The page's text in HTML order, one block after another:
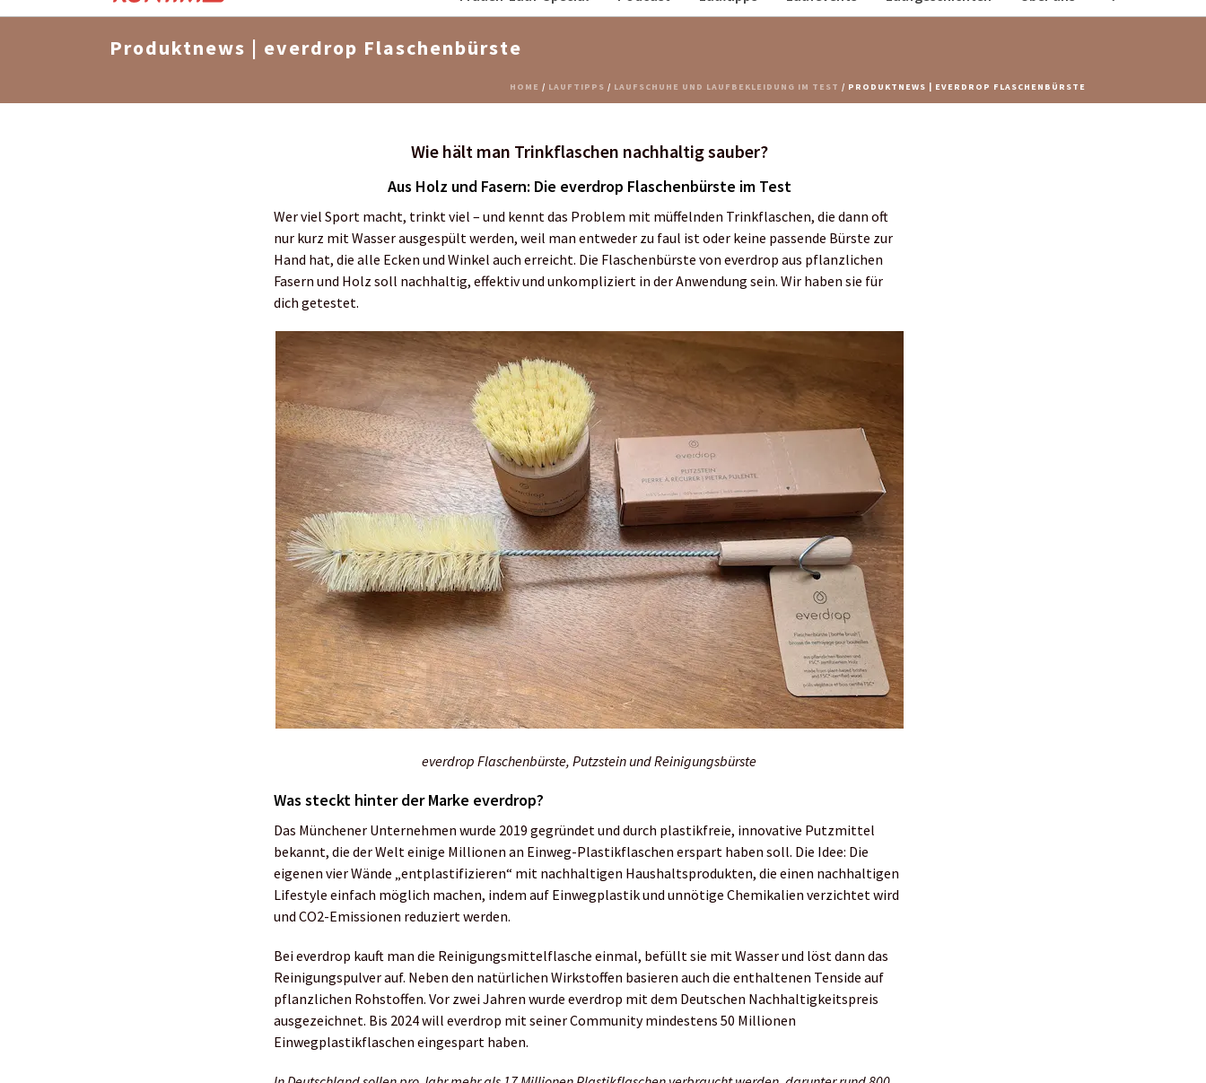
Produktnews | everdrop Flaschenbürste
HOME / LAUFTIPPS / LAUFSCHUHE UND LAUFBEKLEIDUNG IM TEST / PRODUKTNEWS | EVERDROP FLASCHENBÜRSTE
Wie hält man Trinkflaschen nachhaltig sauber?
Aus Holz und Fasern: Die everdrop Flaschenbürste im Test
Wer viel Sport macht, trinkt viel – und kennt das Problem mit müffelnden Trinkflaschen, die dann oft
nur kurz mit Wasser ausgespült werden, weil man entweder zu faul ist oder keine passende Bürste zur
Hand hat, die alle Ecken und Winkel auch erreicht. Die Flaschenbürste von everdrop aus pflanzlichen
Fasern und Holz soll nachhaltig, effektiv und unkompliziert in der Anwendung sein. Wir haben sie für
dich getestet.
everdrop Flaschenbürste, Putzstein und Reinigungsbürste
Was steckt hinter der Marke everdrop?
Das Münchener Unternehmen wurde 2019 gegründet und durch plastikfreie, innovative Putzmittel
bekannt, die der Welt einige Millionen an Einweg-Plastikflaschen erspart haben soll. Die Idee: Die
eigenen vier Wände „entplastifizieren“ mit nachhaltigen Haushaltsprodukten, die einen nachhaltigen
Lifestyle einfach möglich machen, indem auf Einwegplastik und unnötige Chemikalien verzichtet wird
und CO2-Emissionen reduziert werden.
Bei everdrop kauft man die Reinigungsmittelflasche einmal, befüllt sie mit Wasser und löst dann das
Reinigungspulver auf. Neben den natürlichen Wirkstoffen basieren auch die enthaltenen Tenside auf
pflanzlichen Rohstoffen. Vor zwei Jahren wurde everdrop mit dem Deutschen Nachhaltigkeitspreis
ausgezeichnet. Bis 2024 will everdrop mit seiner Community mindestens 50 Millionen
Einwegplastikflaschen eingespart haben.